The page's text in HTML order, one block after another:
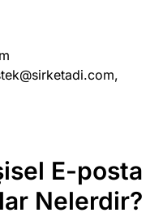
,
E-posta
Nelerdir?